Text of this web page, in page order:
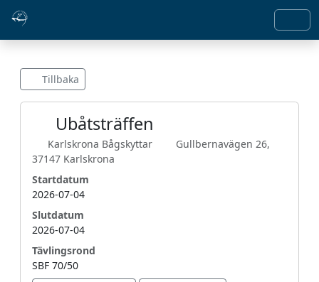
Tillbaka
Ubåtsträffen
Karlskrona Bågskyttar
Gullbernavägen 26,
37147 Karlskrona
Startdatum
2026-07-04
Slutdatum
2026-07-04
Tävlingsrond
SBF 70/50